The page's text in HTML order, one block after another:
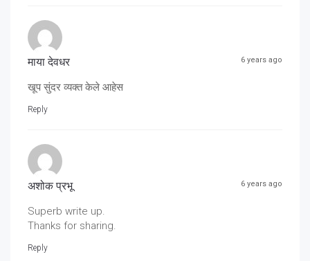
माया देवधर 6 years ago
खूप सुंदर व्यक्त केले आहेस
Reply
अशोक प्रभू 6 years ago
Superb write up.
Thanks for sharing.
Reply